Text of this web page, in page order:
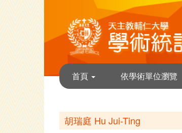
首頁 依學術單位瀏覽
胡瑞庭 Hu Jui-Ting